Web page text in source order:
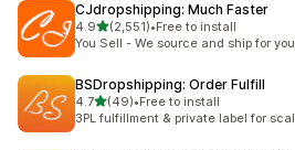
CJdropshipping: Much Faster
4.9滿分 5 顆星
(2,551)
共有 2551 則評價
•Free to install
You Sell - We source and ship for
BSDropshipping: Order Fulfill
4.7滿分 5 顆星
(49)
共有 49 則評價
•Free to install
3PL fulfillment & private label for